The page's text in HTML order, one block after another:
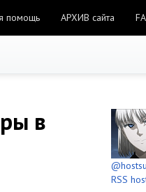
помощь АРХИВ сайта
в
RSS